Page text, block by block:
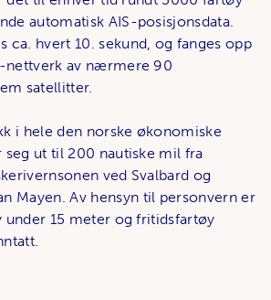
automatisk AIS-posisjonsdata.
ca. hvert 10. sekund, og fanges opp
nettverk av nærmere 90
satellitter.
i hele den norske økonomiske
seg ut til 200 nautiske mil fra
ved Svalbard og
Mayen. Av hensyn til personvern er
under 15 meter og fritidsfartøy